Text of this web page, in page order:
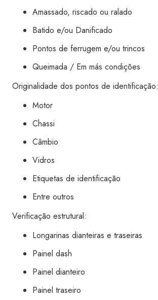
Amassado, riscado ou ralado
Batido e/ou Danificado
Pontos de ferrugem e/ou trincos
Queimada / Em más condições
Originalidade dos pontos de identificação:
Motor
Chassi
Câmbio
Vidros
Etiquetas de identificação
Entre outros
Verificação estrutural:
Longarinas dianteiras e traseiras
Painel dash
Painel dianteiro
Painel traseiro